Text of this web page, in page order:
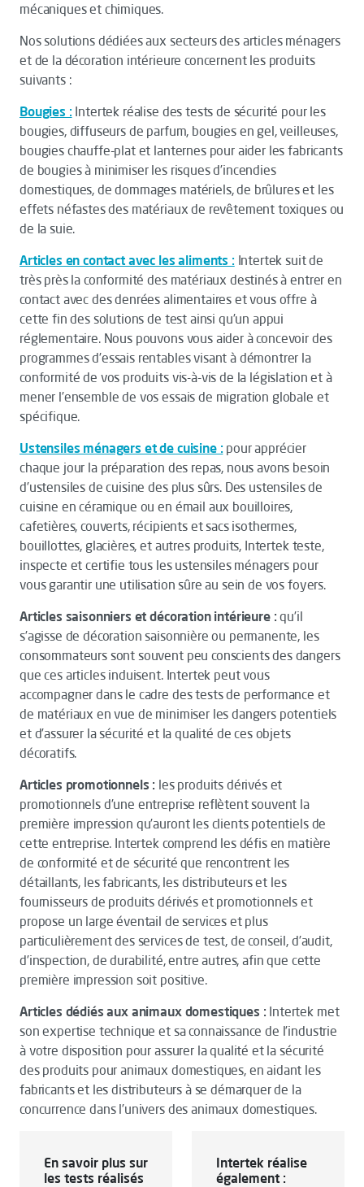
mécaniques et chimiques.
Nos solutions dédiées aux secteurs des articles ménagers
et de la décoration intérieure concernent les produits
suivants :
Bougies :Intertek réalise des tests de sécurité pour les
bougies, diffuseurs de parfum, bougies en gel, veilleuses,
bougies chauffe-plat et lanternes pour aider les fabricants
de bougies à minimiser les risques d’incendies
domestiques, de dommages matériels, de brûlures et les
effets néfastes des matériaux de revêtement toxiques ou
de la suie.
Articles en contact avec les aliments :Intertek suit de
très près la conformité des matériaux destinés à entrer en
contact avec des denrées alimentaires et vous offre à
cette fin des solutions de test ainsi qu’un appui
réglementaire. Nous pouvons vous aider à concevoir des
programmes d’essais rentables visant à démontrer la
conformité de vos produits vis-à-vis de la législation et à
mener l’ensemble de vos essais de migration globale et
spécifique.
Ustensiles ménagers et de cuisine : pour apprécier
chaque jour la préparation des repas, nous avons besoin
d’ustensiles de cuisine des plus sûrs. Des ustensiles de
cuisine en céramique ou en émail aux bouilloires,
cafetières, couverts, récipients et sacs isothermes,
bouillottes, glacières, et autres produits, Intertek teste,
inspecte et certifie tous les ustensiles ménagers pour
vous garantir une utilisation sûre au sein de vos foyers.
Articles saisonniers et décoration intérieure : qu’il
s’agisse de décoration saisonnière ou permanente, les
consommateurs sont souvent peu conscients des dangers
que ces articles induisent. Intertek peut vous
accompagner dans le cadre des tests de performance et
de matériaux en vue de minimiser les dangers potentiels
et d’assurer la sécurité et la qualité de ces objets
décoratifs.
Articles promotionnels : les produits dérivés et
promotionnels d’une entreprise reflètent souvent la
première impression qu’auront les clients potentiels de
cette entreprise. Intertek comprend les défis en matière
de conformité et de sécurité que rencontrent les
détaillants, les fabricants, les distributeurs et les
fournisseurs de produits dérivés et promotionnels et
propose un large éventail de services et plus
particulièrement des services de test, de conseil, d’audit,
d’inspection, de durabilité, entre autres, afin que cette
première impression soit positive.
Articles dédiés aux animaux domestiques : Intertek met
son expertise technique et sa connaissance de l’industrie
à votre disposition pour assurer la qualité et la sécurité
des produits pour animaux domestiques, en aidant les
fabricants et les distributeurs à se démarquer de la
concurrence dans l’univers des animaux domestiques.
En savoir plus sur
les tests réalisés
Intertek réalise
également :